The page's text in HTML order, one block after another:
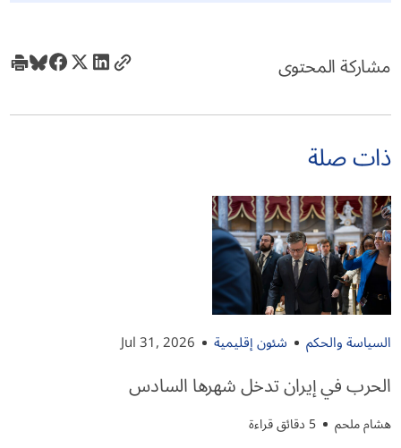
مشاركة المحتوى
ذات صلة
السياسة والحكم شئون إقليمية Jul 31, 2026
الحرب في إيران تدخل شهرها السادس
هشام ملحم 5 دقائق قراءة